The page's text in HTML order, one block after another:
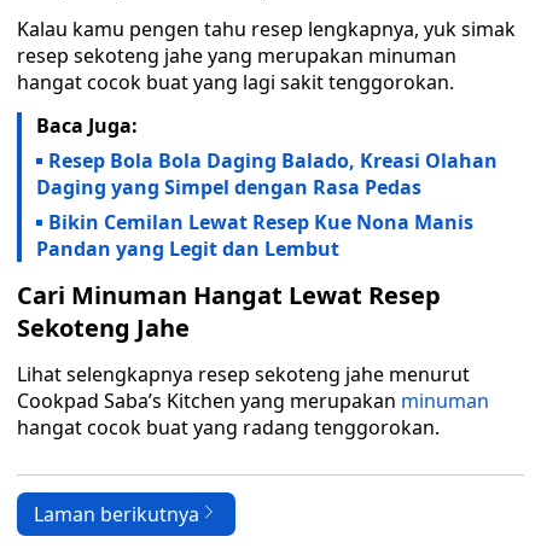
Kalau kamu pengen tahu resep lengkapnya, yuk simak
resep sekoteng jahe yang merupakan minuman
hangat cocok buat yang lagi sakit tenggorokan.
Baca Juga:
Resep Bola Bola Daging Balado, Kreasi Olahan
Daging yang Simpel dengan Rasa Pedas
Bikin Cemilan Lewat Resep Kue Nona Manis
Pandan yang Legit dan Lembut
Cari Minuman Hangat Lewat Resep
Sekoteng Jahe
Lihat selengkapnya resep sekoteng jahe menurut
Cookpad Saba’s Kitchen yang merupakan minuman
hangat cocok buat yang radang tenggorokan.
Laman berikutnya